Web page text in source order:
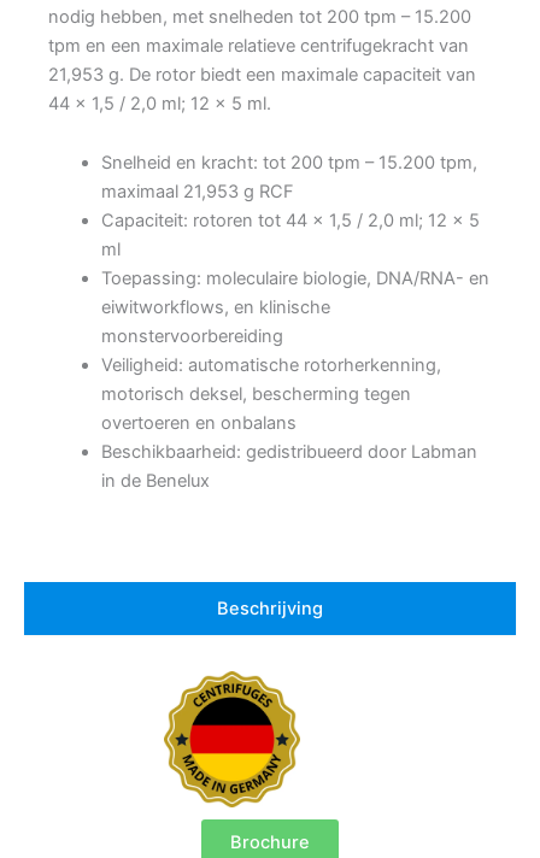
nodig hebben, met snelheden tot 200 tpm – 15.200
tpm en een maximale relatieve centrifugekracht van
21,953 g. De rotor biedt een maximale capaciteit van
44 x 1,5 / 2,0 ml; 12 x 5 ml.
Snelheid en kracht: tot 200 tpm – 15.200 tpm,
maximaal 21,953 g RCF
Capaciteit: rotoren tot 44 x 1,5 / 2,0 ml; 12 x 5
ml
Toepassing: moleculaire biologie, DNA/RNA- en
eiwitworkflows, en klinische
monstervoorbereiding
Veiligheid: automatische rotorherkenning,
motorisch deksel, bescherming tegen
overtoeren en onbalans
Beschikbaarheid: gedistribueerd door Labman
in de Benelux
Beschrijving
Brochure